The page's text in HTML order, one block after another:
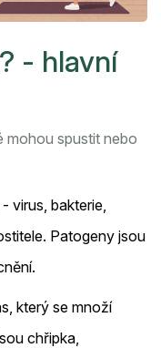
- hlavní
mohou spustit nebo
virus, bakterie,
. Patogeny jsou
který se množí
chřipka,